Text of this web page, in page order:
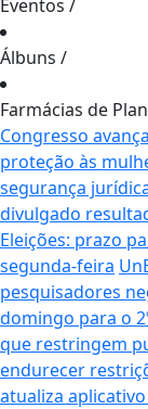
Eventos /
Álbuns /
Farmácias de
Congresso
proteção às
segurança
divulgado
Eleições: prazo
segunda-feira
pesquisadores
domingo para o
que restringem
endurecer
atualiza